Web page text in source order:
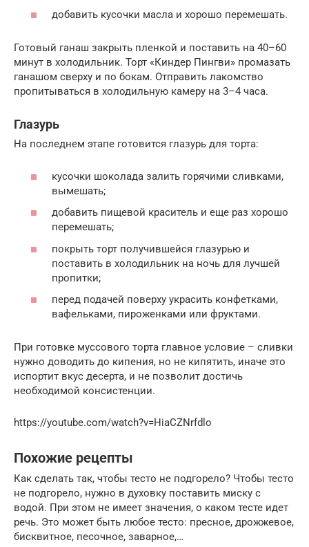
добавить кусочки масла и хорошо перемешать.
Готовый ганаш закрыть пленкой и поставить на 40–60
минут в холодильник. Торт «Киндер Пингви» промазать
ганашом сверху и по бокам. Отправить лакомство
пропитываться в холодильную камеру на 3–4 часа.
Глазурь
На последнем этапе готовится глазурь для торта:
кусочки шоколада залить горячими сливками,
вымешать;
добавить пищевой краситель и еще раз хорошо
перемешать;
покрыть торт получившейся глазурью и
поставить в холодильник на ночь для лучшей
пропитки;
перед подачей поверху украсить конфетками,
вафельками, пироженками или фруктами.
При готовке муссового торта главное условие – сливки
нужно доводить до кипения, но не кипятить, иначе это
испортит вкус десерта, и не позволит достичь
необходимой консистенции.
https://youtube.com/watch?v=HiaCZNrfdlo
Похожие рецепты
Как сделать так, чтобы тесто не подгорело? Чтобы тесто
не подгорело, нужно в духовку поставить миску с
водой. При этом не имеет значения, о каком тесте идет
речь. Это может быть любое тесто: пресное, дрожжевое,
бисквитное, песочное, заварное,…